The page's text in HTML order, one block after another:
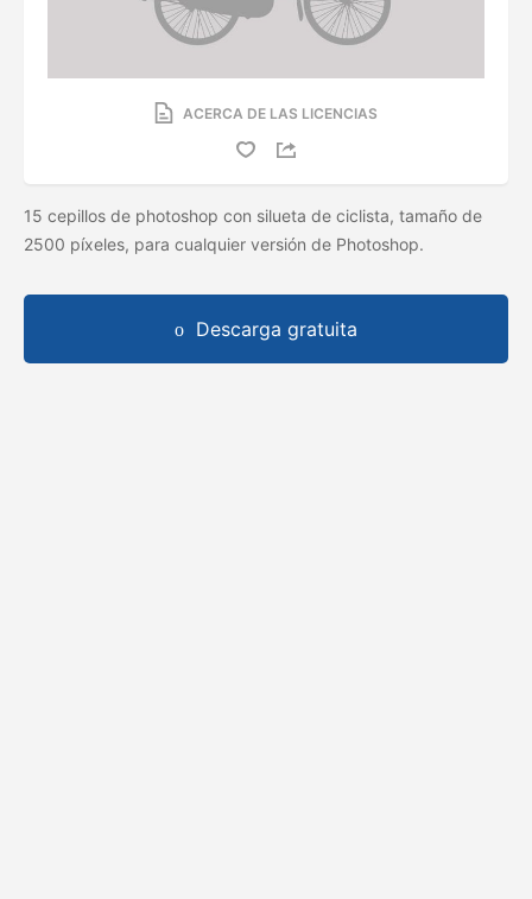
ACERCA DE LAS LICENCIAS
15 cepillos de photoshop con silueta de ciclista, tamaño de
2500 píxeles, para cualquier versión de Photoshop.
Descarga gratuita